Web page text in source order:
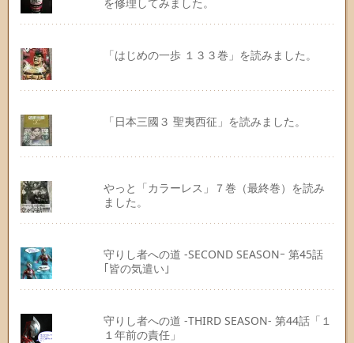
「はじめの一歩 １３３巻」を読みました。
「日本三國３ 聖夷西征」を読みました。
やっと「カラーレス」７巻（最終巻）を読み
ました。
守りし者への道 -SECOND SEASONｰ 第45話
｢皆の気遣い｣
守りし者への道 -THIRD SEASON- 第44話「１
１年前の責任」